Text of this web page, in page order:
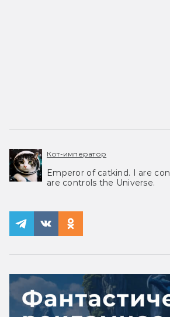
Кот-император
Emperor of catkind. I are
are controls the Universe.